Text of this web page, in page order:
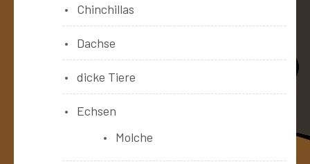
Chinchillas
Dachse
dicke Tiere
Echsen
Molche